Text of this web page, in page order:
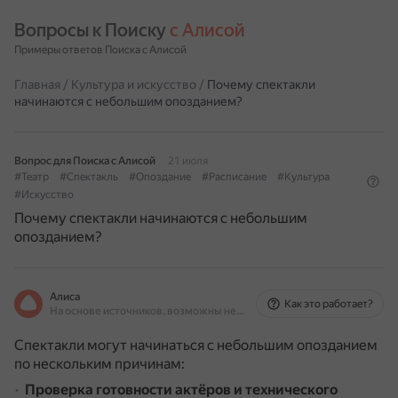
Вопросы к Поиску с Алисой
Примеры ответов Поиска с Алисой
Главная / Культура и искусство / Почему спектакли
начинаются с небольшим опозданием?
Вопрос для Поиска с Алисой
21 июля
#Театр
#Спектакль #Опоздание #Расписание
#Культура
#Искусство
Почему спектакли начинаются с небольшим
опозданием?
Алиса
На основе источников, возможны неточности
Как это работает?
Спектакли могут начинаться с небольшим опозданием
по нескольким причинам:
Проверка готовности актёров и технического